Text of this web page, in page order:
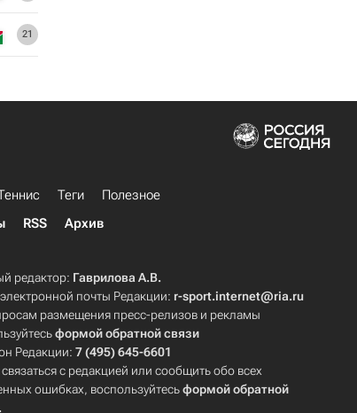
21
Теги
Полезное
RSS Архив
редактор: Гаврилова А.В.
почты Редакции: r-sport.internet@ria.ru
размещения пресс-релизов и рекламы
формой обратной связи
Редакции:7 (495) 645-6601
с редакцией или сообщить обо всех
ошибках, воспользуйтесьформой обратной
.